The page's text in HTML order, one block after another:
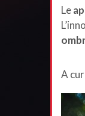
Le
A